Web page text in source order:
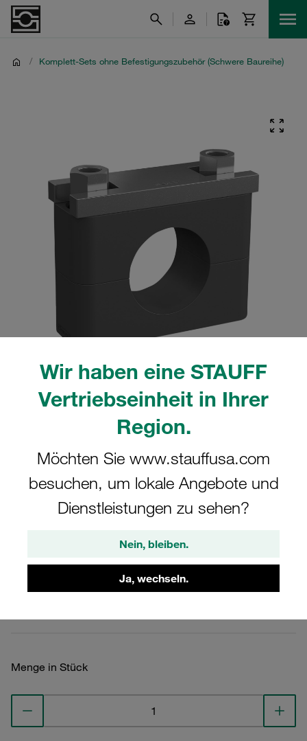
Wir haben eine STAUFF
Vertriebseinheit in Ihrer
Region.
Möchten Sie www.stauffusa.com
besuchen, um lokale Angebote und
Dienstleistungen zu sehen?
Nein, bleiben.
Ja, wechseln.
/ Komplett-Sets ohne Befestigungszubehör (Schwere Baureihe)
Bitte beachten Sie: Das Bild dient nur zur Veranschaulichung und kann vom
tatsächlichen Produkt abweichen.
Komplettschelle Schwere Baureihe Gr.
5S Ø33,7mm Polyamid W5 SI-Platte,
AF-Schraube glatt, ohne Vorspannung
Menge in Stück